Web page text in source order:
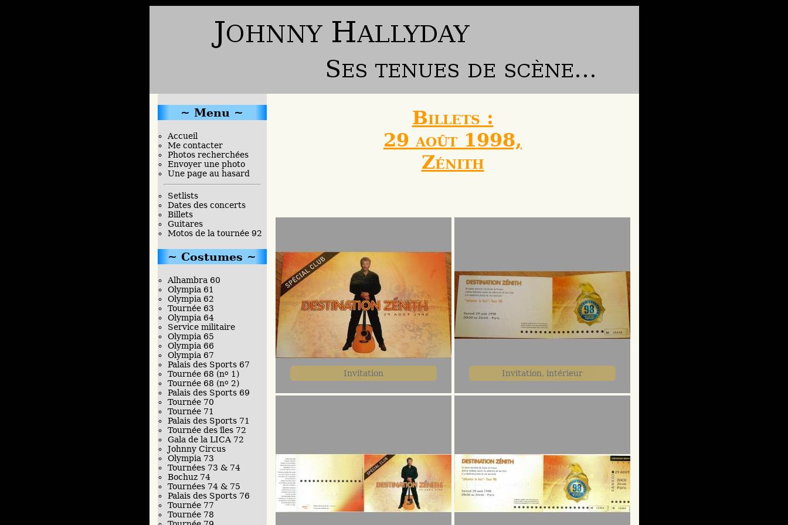
Billets :
29 août 1998,
Zénith
Invitation Invitation, intérieur
Menu
Accueil
Me contacter
Photos recherchées
Envoyer une photo
Une page au hasard
Setlists
Dates des concerts
Billets
Guitares
Motos de la tournée 92
Costumes
Alhambra 60
Olympia 61
Olympia 62
Tournée 63
Olympia 64
Service militaire
Olympia 65
Olympia 66
Olympia 67
Palais des Sports 67
Tournée 68 (no 1)
Tournée 68 (no 2)
Palais des Sports 69
Tournée 70
Tournée 71
Palais des Sports 71
Tournée des îles 72
Gala de la LICA 72
Johnny Circus
Olympia 73
Tournées 73 & 74
Bochuz 74
Tournées 74 & 75
Palais des Sports 76
Tournée 77
Tournée 78